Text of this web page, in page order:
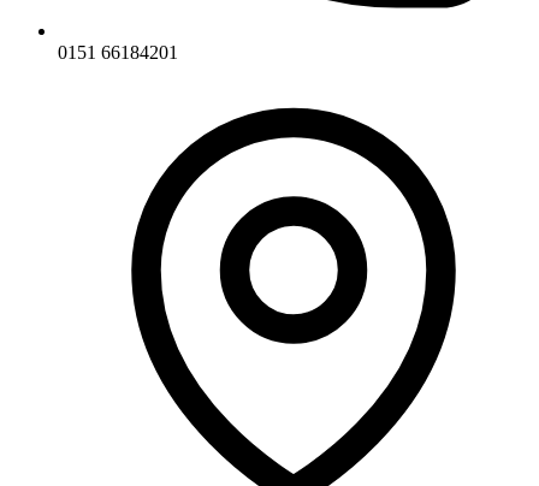
0151 66184201